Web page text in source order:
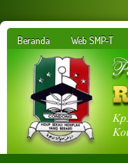
Beranda Web SMP-T